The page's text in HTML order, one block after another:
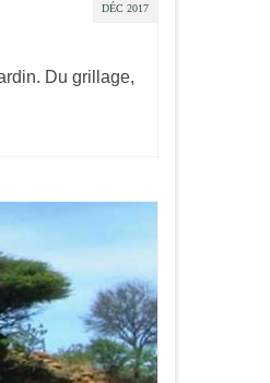
DÉC 2017
Du grillage,